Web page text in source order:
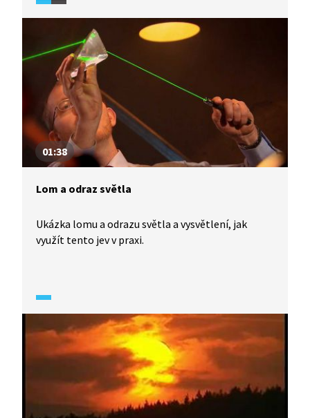
zákon odrazu? Na čem závisí barva povrchu látek?
Pojďte si s námi vyzkoušet, co všechno víte
a nevíte o světle.
01:38
Lom a odraz světla
Ukázka lomu a odrazu světla a vysvětlení, jak
využít tento jev v praxi.